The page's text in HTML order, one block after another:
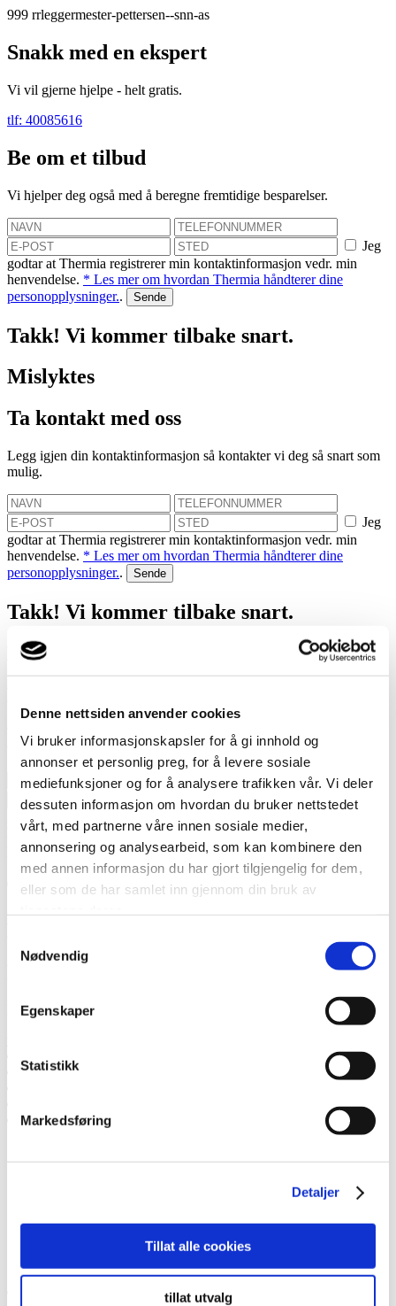
Denne nettsiden anvender cookies
Vi bruker informasjonskapsler for å gi innhold og
annonser et personlig preg, for å levere sosiale
mediefunksjoner og for å analysere trafikken vår. Vi deler
dessuten informasjon om hvordan du bruker nettstedet
vårt, med partnerne våre innen sosiale medier,
annonsering og analysearbeid, som kan kombinere den
med annen informasjon du har gjort tilgjengelig for dem,
eller som de har samlet inn gjennom din bruk av
Nødvendig
Egenskaper
Statistikk
Markedsføring
Detaljer
Tillat alle cookies
tillat utvalg
999 rrleggermester-pettersen--snn-as
Snakk med en ekspert
Vi vil gjerne hjelpe - helt gratis.
tlf: 40085616
Be om et tilbud
Vi hjelper deg også med å beregne fremtidige besparelser.
Jeg
godtar at Thermia registrerer min kontaktinformasjon vedr. min
henvendelse. * Les mer om hvordan Thermia håndterer dine
personopplysninger..
Takk! Vi kommer tilbake snart.
Mislyktes
Ta kontakt med oss
Legg igjen din kontaktinformasjon så kontakter vi deg så snart som
mulig.
Jeg
godtar at Thermia registrerer min kontaktinformasjon vedr. min
henvendelse. * Les mer om hvordan Thermia håndterer dine
personopplysninger..
Takk! Vi kommer tilbake snart.
Mislyktes
Vi hjelper deg med å finne ut hvor mye du kan spare med en
varmepumpe!
godtar at Thermia registrerer min kontaktinformasjon vedr. min
henvendelse. * Les mer om hvordan Thermia håndterer dine
personopplysninger. .
Takk! Vi kommer tilbake snart.
Ring oss hvis du har spørsmål.
Be om et tilbud
Ring oss
Snakk med en ekspert